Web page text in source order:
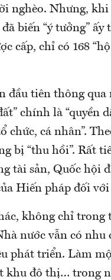
nghèo. Nhưng,
biến “ý tưởng” ấy
cấp, chỉ có 168
đầu tiên thông qua
chính là “quyền
chức, cá nhân”.
bị “thu hồi”. Rất
tài sản, Quốc hội
Hiến pháp đối
không chỉ
nước vẫn có
phát triển. Làm
khu đô thị… trong